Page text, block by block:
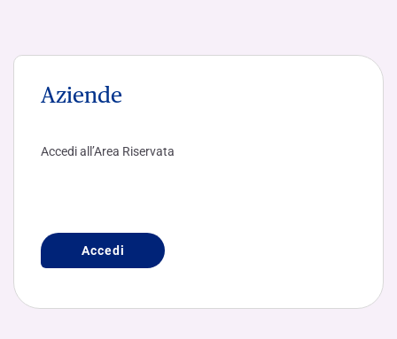
Aziende
Accedi all’Area Riservata
Accedi